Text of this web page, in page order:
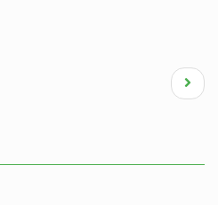
Next
page